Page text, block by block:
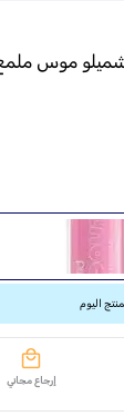
موس
اليوم
إرجاع مجاني